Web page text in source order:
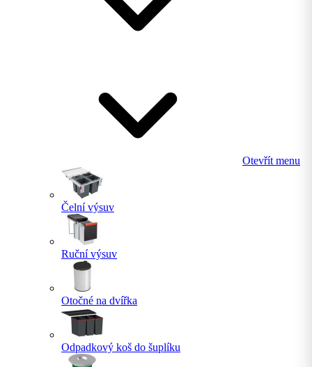
Otevřít menu
Čelní výsuv
Ruční výsuv
Otočné na dvířka
Odpadkový koš do šuplíku